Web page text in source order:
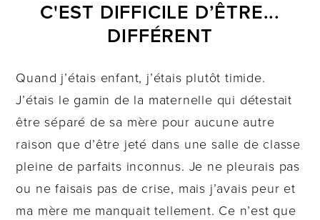
C'EST DIFFICILE D’ÊTRE...
DIFFÉRENT
Quand j’étais enfant, j’étais plutôt timide.
J’étais le gamin de la maternelle qui détestait
être séparé de sa mère pour aucune autre
raison que d’être jeté dans une salle de classe
pleine de parfaits inconnus. Je ne pleurais pas
ou ne faisais pas de crise, mais j’avais peur et
ma mère me manquait tellement. Ce n’est que